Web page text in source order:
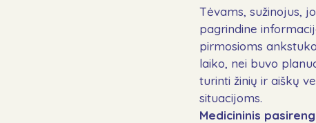
Tėvams, sužinojus,
pagrindine
pirmosioms
laiko, nei buvo
turinti žinių ir aiškų
situacijoms.
Medicininis